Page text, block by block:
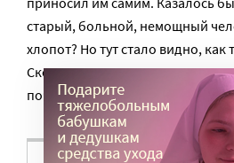
старый, больной, немощный
хлопот? Но тут стало видно, как
Скольким прихожанам она
почувствовать на практике свое